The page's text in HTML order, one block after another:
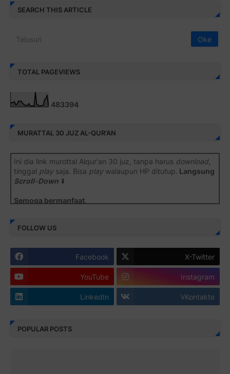
SEARCH THIS ARTICLE
TOTAL PAGEVIEWS
483394
MURATTAL 30 JUZ AL-QUR'AN
Ini dia link murottal Alqur'an 30 juz, tanpa harus download,
tinggal playsaja. Bisa playwalaupun HP ditutup. Langsung
Scroll-Down ⬇️
Semoga bermanfaat
Juz 1 ⇨
Juz 3 ⇨ http://j.mp/2bFSrtF
Juz 4 ⇨ http://j.mp/2b8SXi3
Juz 5 ⇨ http://j.mp/2b8RZm3
FOLLOW US
Facebook X-Twitter
YouTube Instagram
LinkedIn VKontakte
POPULAR POSTS